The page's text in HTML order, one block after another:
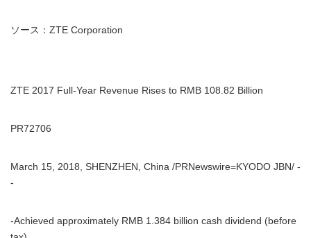
ソース：ZTE Corporation
ZTE 2017 Full-Year Revenue Rises to RMB 108.82 Billion
PR72706
March 15, 2018, SHENZHEN, China /PRNewswire=KYODO JBN/ -
-
-Achieved approximately RMB 1.384 billion cash dividend (before